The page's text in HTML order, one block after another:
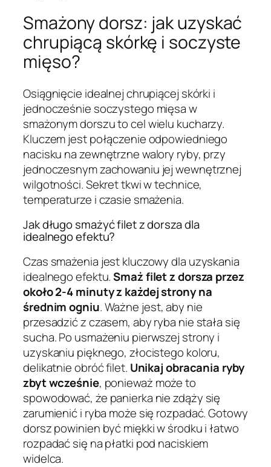
Smażony dorsz: jak uzyskać
chrupiącą skórkę i soczyste
mięso?
Osiągnięcie idealnej chrupiącej skórki i
jednocześnie soczystego mięsa w
smażonym dorszu to cel wielu kucharzy.
Kluczem jest połączenie odpowiedniego
nacisku na zewnętrzne walory ryby, przy
jednoczesnym zachowaniu jej wewnętrznej
wilgotności. Sekret tkwi w technice,
temperaturze i czasie smażenia.
Jak długo smażyć filet z dorsza dla
idealnego efektu?
Czas smażenia jest kluczowy dla uzyskania
idealnego efektu.Smaż filet z dorsza przez
około 2-4 minuty z każdej strony na
średnim ogniu. Ważne jest, aby nie
przesadzić z czasem, aby ryba nie stała się
sucha. Po usmażeniu pierwszej strony i
uzyskaniu pięknego, złocistego koloru,
delikatnie obróć filet. Unikaj obracania ryby
zbyt wcześnie, ponieważ może to
spowodować, że panierka nie zdąży się
zarumienić i ryba może się rozpadać. Gotowy
dorsz powinien być miękki w środku i łatwo
rozpadać się na płatki pod naciskiem
widelca.